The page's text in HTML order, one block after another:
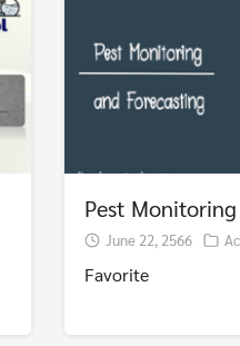
Search
Pest
June 22, 2566
Favorite